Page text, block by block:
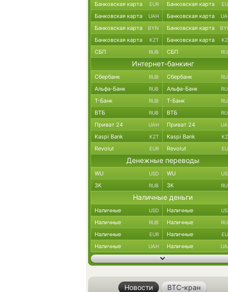
Банковская карта EUR Банковская карта
Банковская карта UAH Банковская карта
Банковская карта BYN Банковская карта
Банковская карта KZT Банковская карта
СБП RUB СБП
Интернет-банкинг
Сбербанк RUB Сбербанк
Альфа-Банк RUB Альфа-Банк
Т-Банк RUB Т-Банк
ВТБ RUB ВТБ
Приват 24 UAH Приват 24
Kaspi Bank KZT Kaspi Bank
Revolut EUR Revolut
Денежные переводы
WU USD WU
ЗК RUB ЗК
Наличные деньги
Наличные USD Наличные
Наличные RUB Наличные
Наличные EUR Наличные
Наличные UAH Наличные
Новости BTC-кран